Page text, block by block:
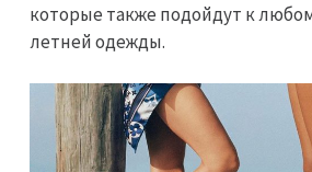
которые также подойдут к
летней одежды.